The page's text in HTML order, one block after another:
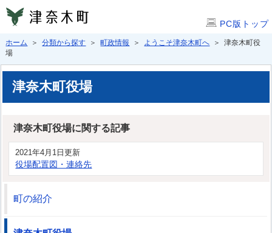
PC版トップ
ホーム ＞分類から探す ＞町政情報 ＞ ようこそ津奈木町へ ＞ 津奈木町役
場
津奈木町役場
津奈木町役場に関する記事
2021年4月1日更新
役場配置図・連絡先
町の紹介